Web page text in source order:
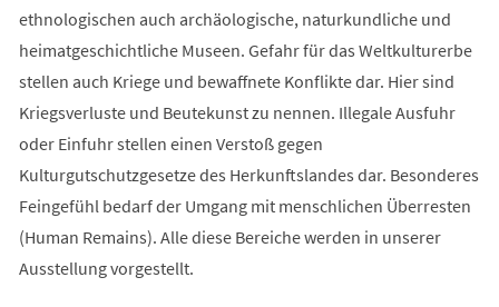
ethnologischen auch archäologische, naturkundliche und
heimatgeschichtliche Museen. Gefahr für das Weltkulturerbe
stellen auch Kriege und bewaffnete Konflikte dar. Hier sind
Kriegsverluste und Beutekunst zu nennen. Illegale Ausfuhr
oder Einfuhr stellen einen Verstoß gegen
Kulturgutschutzgesetze des Herkunftslandes dar. Besonderes
Feingefühl bedarf der Umgang mit menschlichen Überresten
(Human Remains). Alle diese Bereiche werden in unserer
Ausstellung vorgestellt.